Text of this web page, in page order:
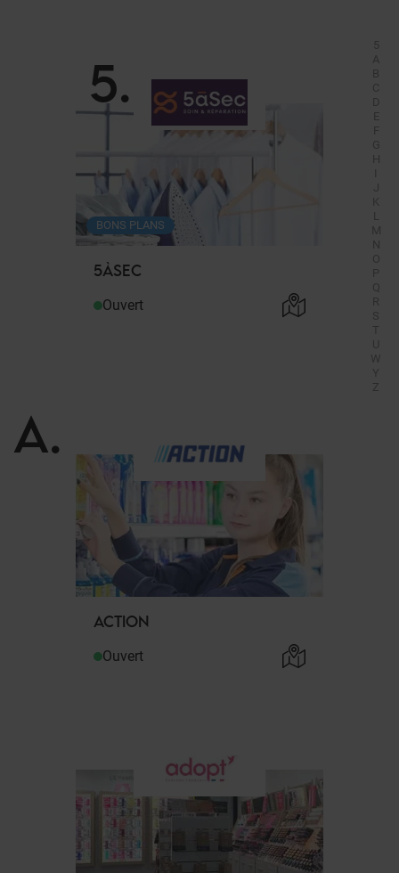
5
A
B
C
D
E
F
G
H
J
L
M
N
O
P
Q
R
S
T
U
W
Z
5.
5ÀSEC
BONS PLANS
Ouvert
A.
ACTION
Ouvert